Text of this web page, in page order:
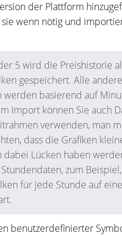
der Plattform
wenn nötig und
5 wird die Preishistorie
gespeichert. Alle
werden basierend auf
Import können Sie auch
verwenden, man
dass die Grafiken
dabei Lücken haben
zum
für jede Stunde auf
benutzerdefinierter